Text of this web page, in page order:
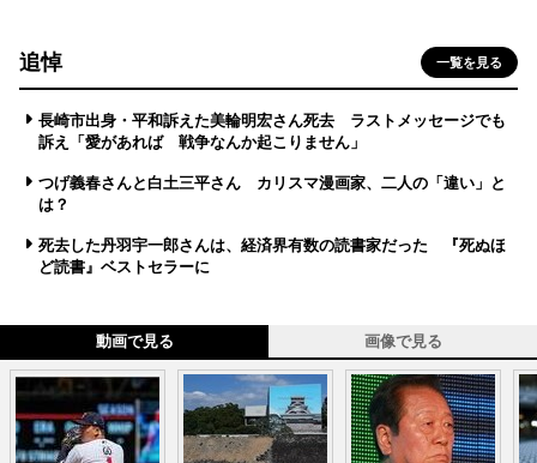
追悼 一覧を見る
長崎市出身・平和訴えた美輪明宏さん死去 ラストメッセージでも
訴え「愛があれば 戦争なんか起こりません」
つげ義春さんと白土三平さん カリスマ漫画家、二人の「違い」と
は？
死去した丹羽宇一郎さんは、経済界有数の読書家だった 『死ぬほ
ど読書』ベストセラーに
動画で見る 画像で見る